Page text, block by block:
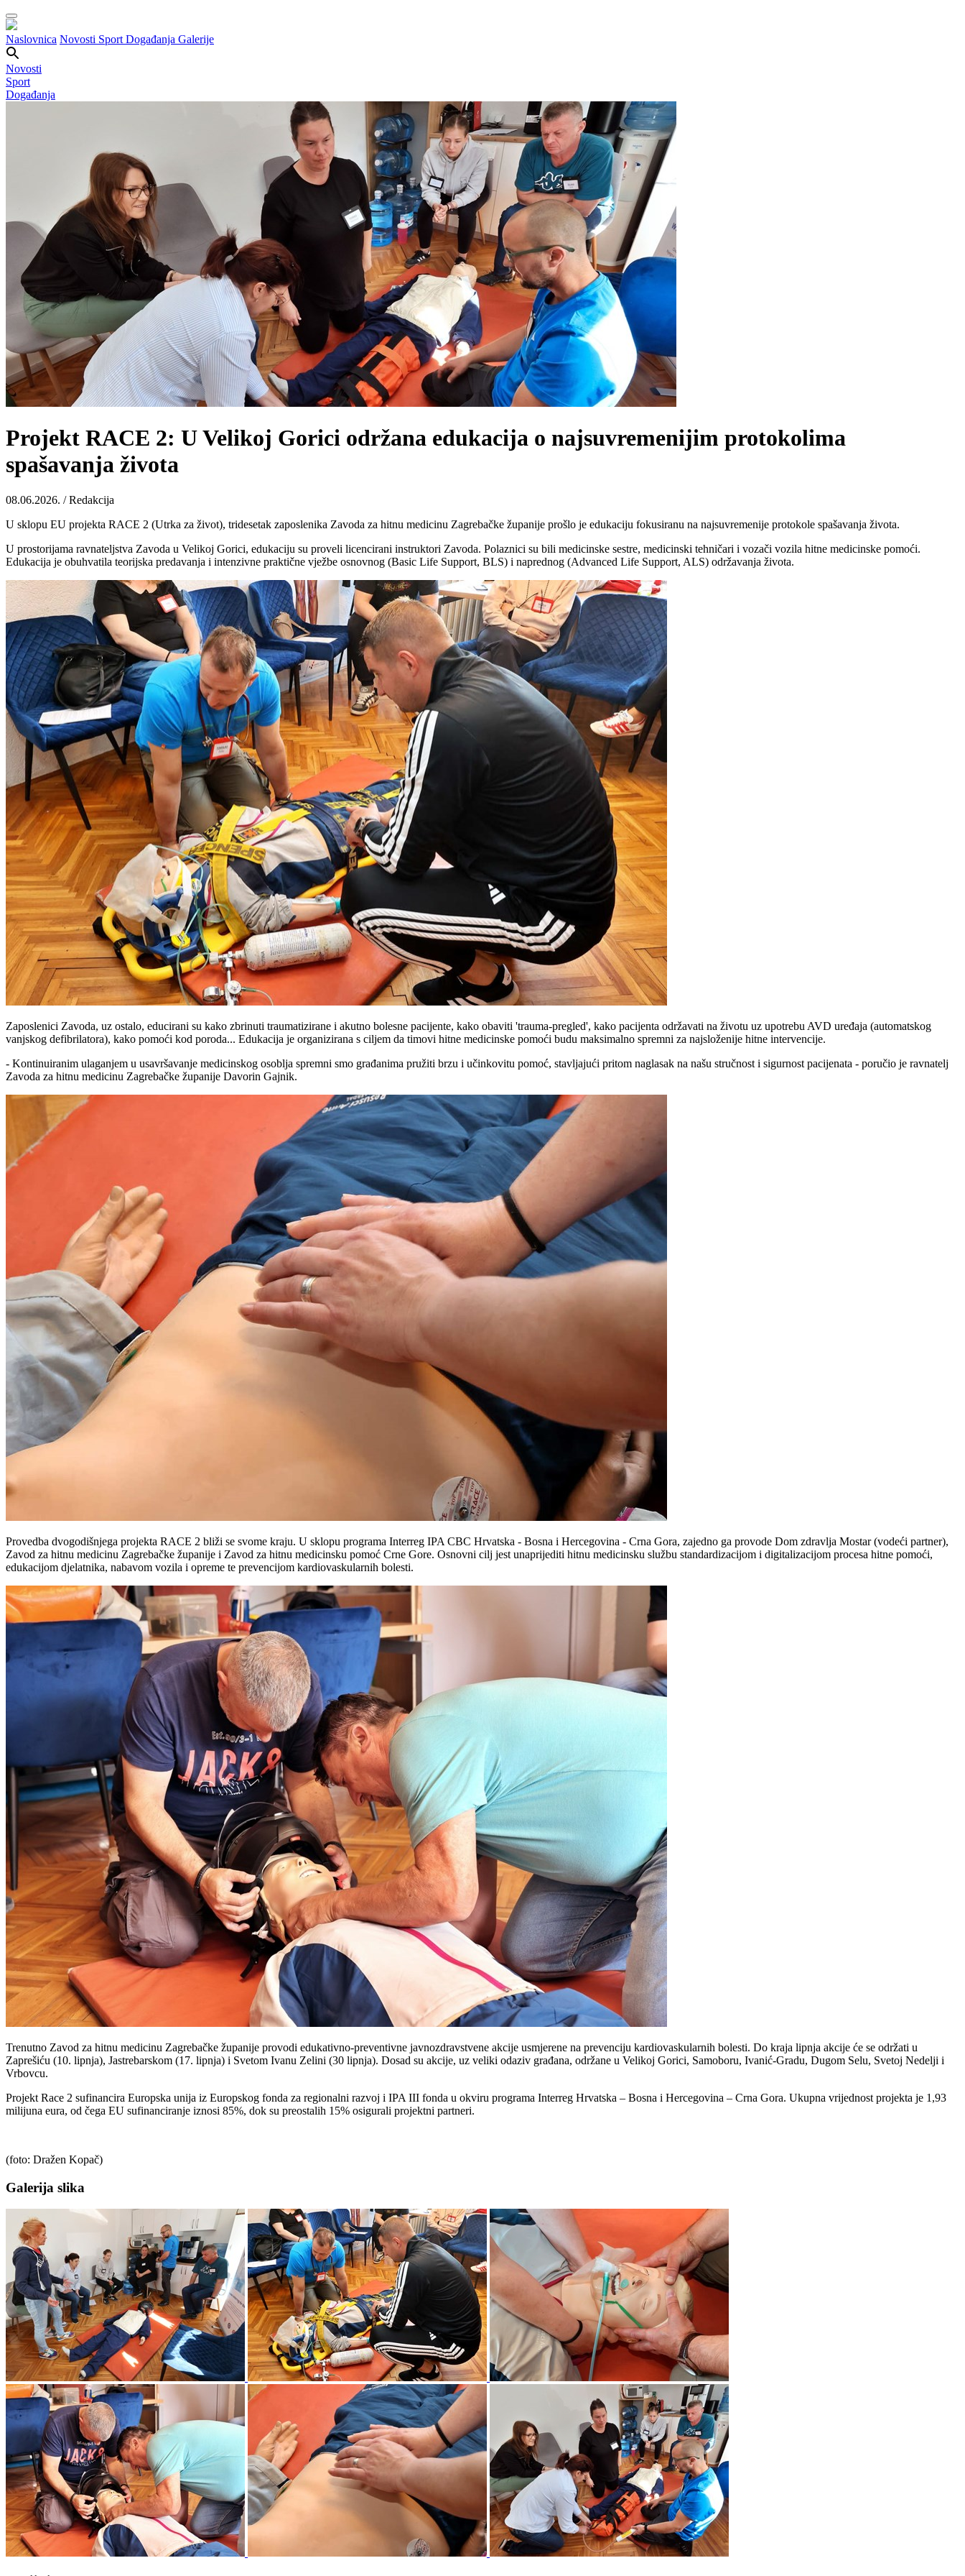
Naslovnica Novosti Sport Događanja Galerije
Novosti
Sport
Događanja
Projekt RACE 2: U Velikoj Gorici održana edukacija o najsuvremenijim protokolima
spašavanja života
08.06.2026. / Redakcija
U sklopu EU projekta RACE 2 (Utrka za život), tridesetak zaposlenika Zavoda za hitnu medicinu Zagrebačke županije prošlo je edukaciju fokusiranu na najsuvremenije protokole spašavanja života.
U prostorijama ravnateljstva Zavoda u Velikoj Gorici, edukaciju su proveli licencirani instruktori Zavoda. Polaznici su bili medicinske sestre, medicinski tehničari i vozači vozila hitne medicinske pomoći.
Edukacija je obuhvatila teorijska predavanja i intenzivne praktične vježbe osnovnog (Basic Life Support, BLS) i naprednog (Advanced Life Support, ALS) održavanja života.
Zaposlenici Zavoda, uz ostalo, educirani su kako zbrinuti traumatizirane i akutno bolesne pacijente, kako obaviti 'trauma-pregled', kako pacijenta održavati na životu uz upotrebu AVD uređaja (automatskog
vanjskog defibrilatora), kako pomoći kod poroda... Edukacija je organizirana s ciljem da timovi hitne medicinske pomoći budu maksimalno spremni za najsloženije hitne intervencije.
- Kontinuiranim ulaganjem u usavršavanje medicinskog osoblja spremni smo građanima pružiti brzu i učinkovitu pomoć, stavljajući pritom naglasak na našu stručnost i sigurnost pacijenata - poručio je ravnatelj
Zavoda za hitnu medicinu Zagrebačke županije Davorin Gajnik.
Provedba dvogodišnjega projekta RACE 2 bliži se svome kraju. U sklopu programa Interreg IPA CBC Hrvatska - Bosna i Hercegovina - Crna Gora, zajedno ga provode Dom zdravlja Mostar (vodeći partner),
Zavod za hitnu medicinu Zagrebačke županije i Zavod za hitnu medicinsku pomoć Crne Gore. Osnovni cilj jest unaprijediti hitnu medicinsku službu standardizacijom i digitalizacijom procesa hitne pomoći,
edukacijom djelatnika, nabavom vozila i opreme te prevencijom kardiovaskularnih bolesti.
Trenutno Zavod za hitnu medicinu Zagrebačke županije provodi edukativno-preventivne javnozdravstvene akcije usmjerene na prevenciju kardiovaskularnih bolesti. Do kraja lipnja akcije će se održati u
Zaprešiću (10. lipnja), Jastrebarskom (17. lipnja) i Svetom Ivanu Zelini (30 lipnja). Dosad su akcije, uz veliki odaziv građana, održane u Velikoj Gorici, Samoboru, Ivanić-Gradu, Dugom Selu, Svetoj Nedelji i
Vrbovcu.
Projekt Race 2 sufinancira Europska unija iz Europskog fonda za regionalni razvoj i IPA III fonda u okviru programa Interreg Hrvatska – Bosna i Hercegovina – Crna Gora. Ukupna vrijednost projekta je 1,93
milijuna eura, od čega EU sufinanciranje iznosi 85%, dok su preostalih 15% osigurali projektni partneri.
(foto: Dražen Kopač)
Galerija slika